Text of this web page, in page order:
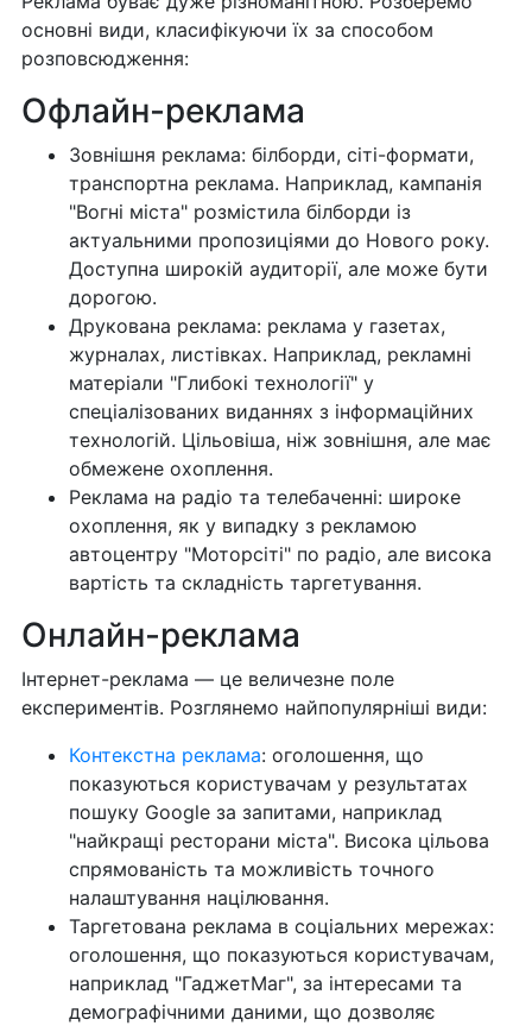
основні види, класифікуючи їх за способом
розповсюдження:
Офлайн-реклама
Зовнішня реклама: білборди, сіті-формати,
транспортна реклама. Наприклад, кампанія
"Вогні міста" розмістила білборди із
актуальними пропозиціями до Нового року.
Доступна широкій аудиторії, але може бути
дорогою.
Друкована реклама: реклама у газетах,
журналах, листівках. Наприклад, рекламні
матеріали "Глибокі технології" у
спеціалізованих виданнях з інформаційних
технологій. Цільовіша, ніж зовнішня, але має
обмежене охоплення.
Реклама на радіо та телебаченні: широке
охоплення, як у випадку з рекламою
автоцентру "Моторсіті" по радіо, але висока
вартість та складність таргетування.
Онлайн-реклама
Інтернет-реклама — це величезне поле
експериментів. Розглянемо найпопулярніші види:
Контекстна реклама: оголошення, що
показуються користувачам у результатах
пошуку Google за запитами, наприклад
"найкращі ресторани міста". Висока цільова
спрямованість та можливість точного
налаштування націлювання.
Таргетована реклама в соціальних мережах:
оголошення, що показуються користувачам,
наприклад "ГаджетМаг", за інтересами та
демографічними даними, що дозволяє